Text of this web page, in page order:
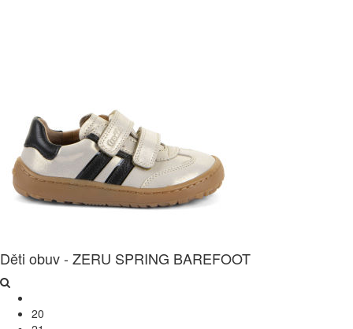
Děti obuv - ZERU SPRING BAREFOOT
20